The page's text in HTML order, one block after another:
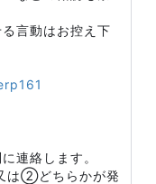
言動はお控え下
連絡します。
は②どちらかが発